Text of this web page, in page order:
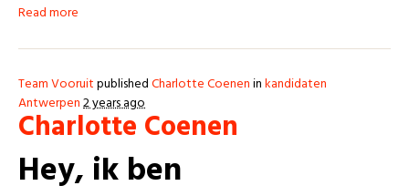
Read more
Team VooruitpublishedCharlotte Coeneninkandidaten
Antwerpen2 years ago
Charlotte Coenen
Hey, ik ben